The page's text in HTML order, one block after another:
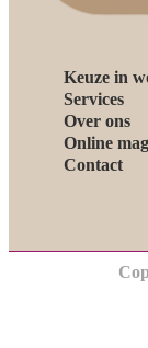
Keuze in
Services
Over ons
Online
Contact